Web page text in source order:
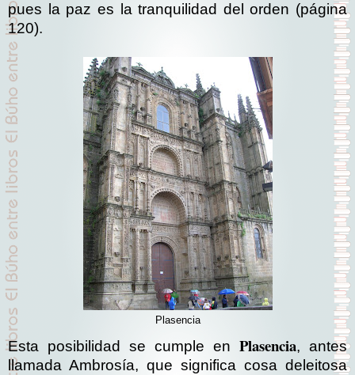
pues la paz es la tranquilidad del orden (página
120).
Plasencia
Esta posibilidad se cumple en Plasencia, antes
llamada Ambrosía, que significa cosa deleitosa